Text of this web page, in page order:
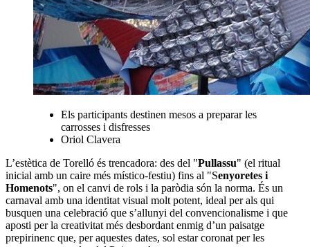
Els participants destinen mesos a preparar les
carrosses i disfresses
Oriol Clavera
L’estètica de Torelló és trencadora: des del "Pullassu" (el ritual
inicial amb un caire més místico-festiu) fins al "Senyoretes i
Homenots", on el canvi de rols i la paròdia són la norma. És un
carnaval amb una identitat visual molt potent, ideal per als qui
busquen una celebració que s’allunyi del convencionalisme i que
aposti per la creativitat més desbordant enmig d’un paisatge
prepirinenc que, per aquestes dates, sol estar coronat per les